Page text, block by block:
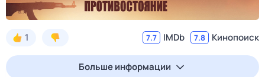
1 7.7 IMDb 7.8 Кинопоиск
Больше информации